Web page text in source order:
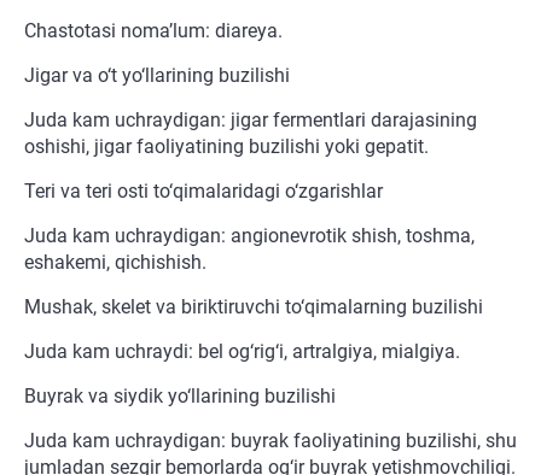
Chastotasi noma’lum: diareya.
Jigar va o‘t yo‘llarining buzilishi
Juda kam uchraydigan: jigar fermentlari darajasining
oshishi, jigar faoliyatining buzilishi yoki gepatit.
Teri va teri osti to‘qimalaridagi o‘zgarishlar
Juda kam uchraydigan: angionevrotik shish, toshma,
eshakemi, qichishish.
Mushak, skelet va biriktiruvchi to‘qimalarning buzilishi
Juda kam uchraydi: bel og‘rig‘i, artralgiya, mialgiya.
Buyrak va siydik yo‘llarining buzilishi
Juda kam uchraydigan: buyrak faoliyatining buzilishi, shu
jumladan sezgir bemorlarda og‘ir buyrak yetishmovchiligi.